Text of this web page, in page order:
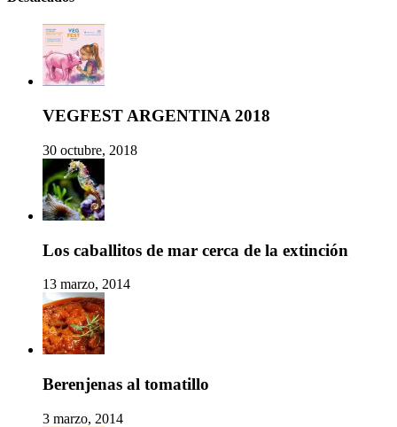
VEGFEST ARGENTINA 2018
30 octubre, 2018
Los caballitos de mar cerca de la extinción
13 marzo, 2014
Berenjenas al tomatillo
3 marzo, 2014